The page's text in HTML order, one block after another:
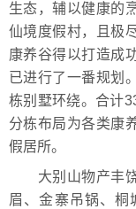
生态，辅以健康的
仙境度假村，且极
康养谷得以打造成
已进行了一番规划
栋别墅环绕。合计
分栋布局为各类康
假居所。
大别山物产丰饶
眉、金寨吊锅、桐